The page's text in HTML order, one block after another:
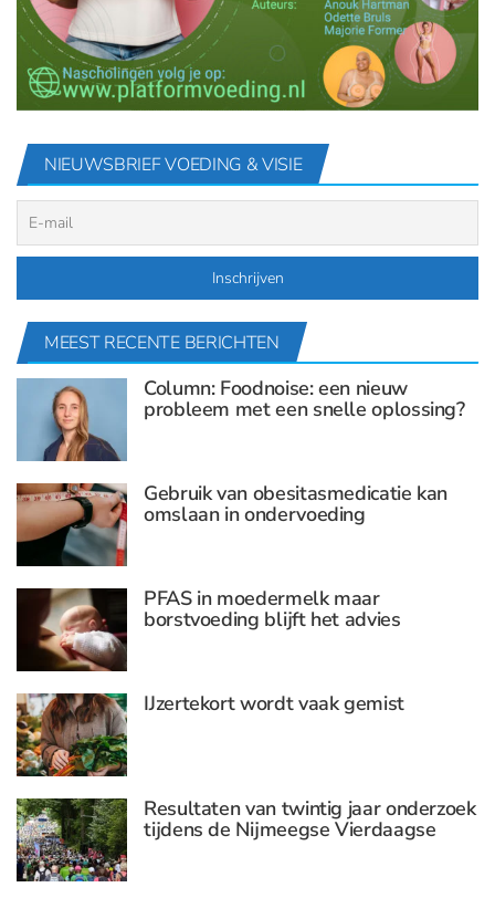
NIEUWSBRIEF VOEDING & VISIE
MEEST RECENTE BERICHTEN
Column: Foodnoise: een nieuw
probleem met een snelle oplossing?
Gebruik van obesitasmedicatie kan
omslaan in ondervoeding
PFAS in moedermelk maar
borstvoeding blijft het advies
IJzertekort wordt vaak gemist
Resultaten van twintig jaar onderzoek
tijdens de Nijmeegse Vierdaagse